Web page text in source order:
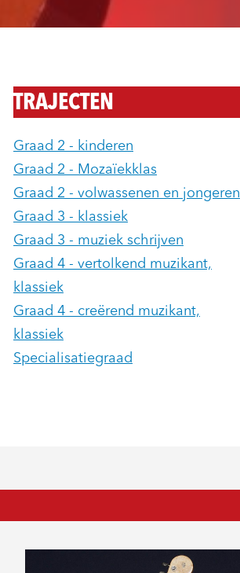
TRAJECTEN
Graad 2 - kinderen
Graad 2 - Mozaïekklas
Graad 2 - volwassenen en jongeren
Graad 3 - klassiek
Graad 3 - muziek schrijven
Graad 4 - vertolkend muzikant,
klassiek
Graad 4 - creërend muzikant,
klassiek
Specialisatiegraad